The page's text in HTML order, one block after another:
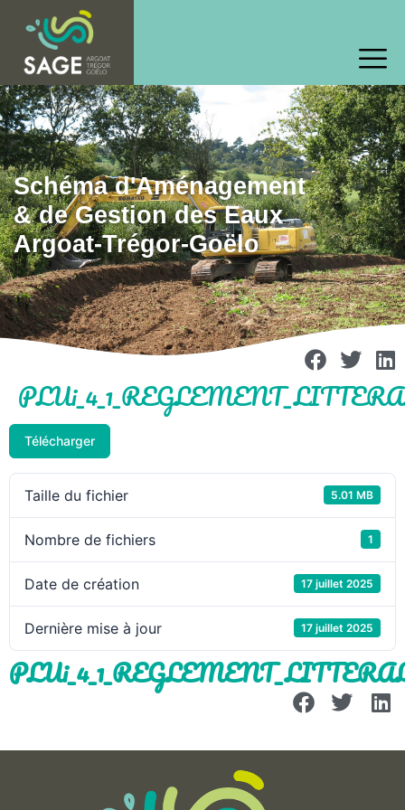
Schéma d'Aménagement
& de Gestion des Eaux
Argoat-Trégor-Goëlo
Télécharger
Taille du fichier 5.01 MB
Nombre de fichiers 1
Date de création 17 juillet 2025
Dernière mise à jour 17 juillet 2025